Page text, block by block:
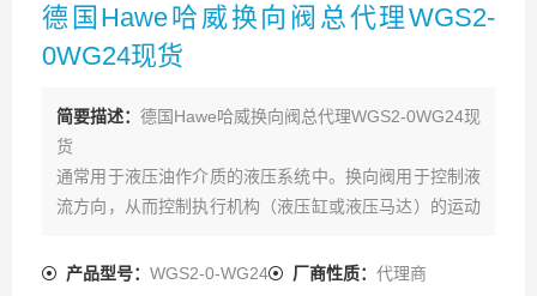
德国Hawe哈威换向阀总代理WGS2-
0WG24现货
简要描述： 德国Hawe哈威换向阀总代理WGS2-0WG24现
货
通常用于液压油作介质的液压系统中。换向阀用于控制液
流方向，从而控制执行机构（液压缸或液压马达）的运动
衡，因此，无须泄漏油口。
产品型号： WGS2-0-WG24 厂商性质： 代理商